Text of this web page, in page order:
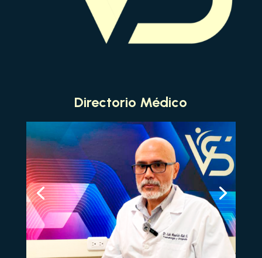
Directorio Médico